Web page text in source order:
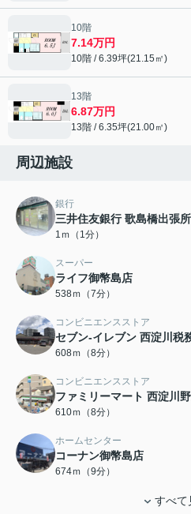
10階
7.14万円
10階 / 6.39坪(21.15㎡)
13階
6.87万円
13階 / 6.35坪(21.00㎡)
周辺施設
銀行
三井住友銀行 歌島橋出張所
1ｍ（1分）
スーパー
ライフ御幣島店
538ｍ（7分）
コンビニエンスストア
セブン-イレブン 西淀川税
608ｍ（8分）
コンビニエンスストア
ファミリーマート 西淀川
610ｍ（8分）
ホームセンター
コーナン御幣島店
674ｍ（9分）
すべて